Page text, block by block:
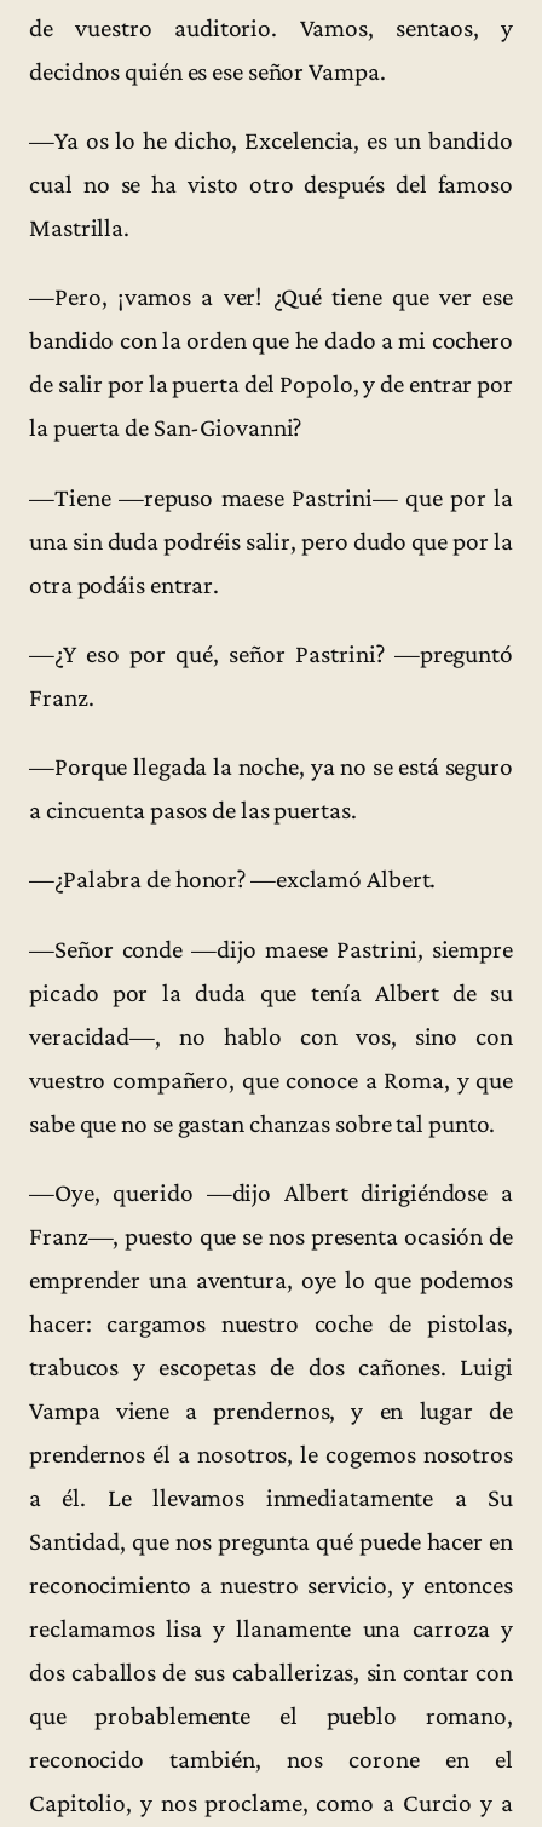
de vuestro auditorio. Vamos, sentaos, y
decidnos quién es ese señor Vampa.
—Ya os lo he dicho, Excelencia, es un bandido
cual no se ha visto otro después del famoso
Mastrilla.
—Pero, ¡vamos a ver! ¿Qué tiene que ver ese
bandido con la orden que he dado a mi cochero
de salir por la puerta del Popolo, y de entrar por
la puerta de San-Giovanni?
—Tiene —repuso maese Pastrini— que por la
una sin duda podréis salir, pero dudo que por la
otra podáis entrar.
—¿Y eso por qué, señor Pastrini? —preguntó
Franz.
—Porque llegada la noche, ya no se está seguro
a cincuenta pasos de las puertas.
—¿Palabra de honor? —exclamó Albert.
—Señor conde —dijo maese Pastrini, siempre
picado por la duda que tenía Albert de su
veracidad—, no hablo con vos, sino con
vuestro compañero, que conoce a Roma, y que
sabe que no se gastan chanzas sobre tal punto.
—Oye, querido —dijo Albert dirigiéndose a
Franz—, puesto que se nos presenta ocasión de
emprender una aventura, oye lo que podemos
hacer: cargamos nuestro coche de pistolas,
trabucos y escopetas de dos cañones. Luigi
Vampa viene a prendernos, y en lugar de
prendernos él a nosotros, le cogemos nosotros
a él. Le llevamos inmediatamente a Su
Santidad, que nos pregunta qué puede hacer en
reconocimiento a nuestro servicio, y entonces
reclamamos lisa y llanamente una carroza y
dos caballos de sus caballerizas, sin contar con
que probablemente el pueblo romano,
reconocido también, nos corone en el
Capitolio, y nos proclame, como a Curcio y a